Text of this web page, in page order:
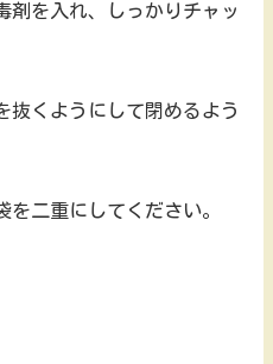
剤を入れ、しっかりチャッ
抜くようにして閉めるよう
二重にしてください。